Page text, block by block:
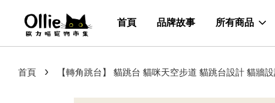
首頁 品牌故事 所有商品
首頁 › 【轉角跳台】 貓跳台 貓咪天空步道 貓跳台設計 貓牆